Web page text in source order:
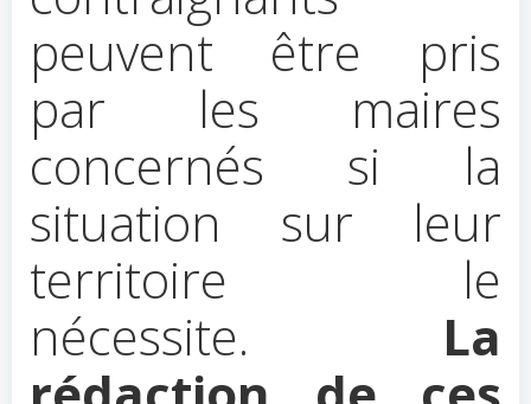
peuvent être pris
par les maires
concernés si la
situation sur leur
territoire le
nécessite. La